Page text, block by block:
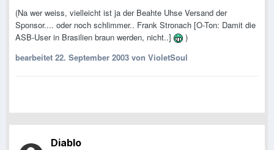
(Na wer weiss, vielleicht ist ja der Beahte Uhse Versand der
Sponsor.... oder noch schlimmer.. Frank Stronach [O-Ton: Damit die
ASB-User in Brasilien braun werden, nicht..]
)
bearbeitet 22. September 2003 von VioletSoul
Diablo